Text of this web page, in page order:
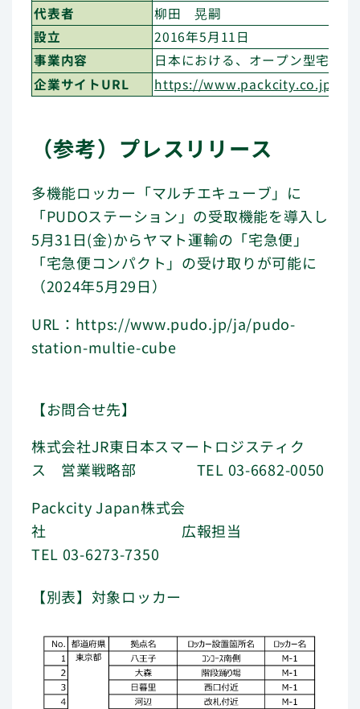
代表者
柳田 晃嗣
設立
2016年5月11日
事業内容
日本における、オープン型宅配
企業サイトURL
https://www.packcity.co.jp/
（参考）プレスリリース
多機能ロッカー「マルチエキューブ」に
「PUDOステーション」の受取機能を導入し
5月31日(金)からヤマト運輸の「宅急便」
「宅急便コンパクト」の受け取りが可能に
（2024年5月29日）
URL： https://www.pudo.jp/ja/pudo-
station-multie-cube
【お問合せ先】
株式会社JR東日本スマートロジスティク
ス 営業戦略部 TEL 03-6682-0050
Packcity Japan株式会
社 広報担当
TEL 03-6273-7350
【別表】対象ロッカー